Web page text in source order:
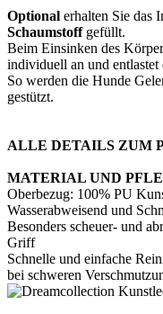
Optional erhalten Sie das
Schaumstoffgefüllt.
Beim Einsinken des
individuell an und
So werden die Hunde
gestützt.
ALLE DETAILS ZUM
MATERIAL UND
Oberbezug: 100% PU
Wasserabweisend und
Besonders scheuer- und
Griff
Schnelle und einfache
bei schweren